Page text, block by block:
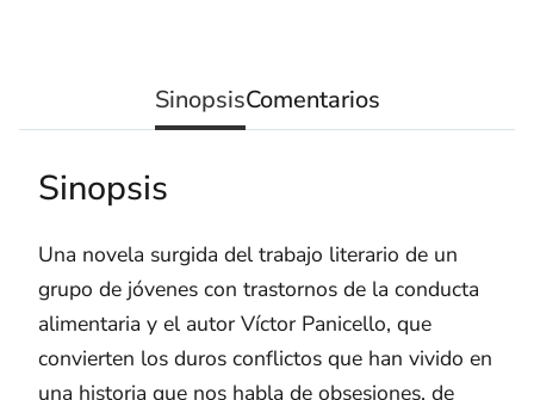
SinopsisComentarios
Sinopsis
Una novela surgida del trabajo literario de un
grupo de jóvenes con trastornos de la conducta
alimentaria y el autor Víctor Panicello, que
convierten los duros conflictos que han vivido en
una historia que nos habla de obsesiones, de